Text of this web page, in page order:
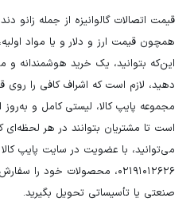
قیمت اتصالات گالوانیزه از جمله زانو
همچون قیمت ارز و دلار و یا مواد
این‌که بتوانید، یک خرید هوشمندانه و
دهید، لازم است که اشراف کافی را روی
مجموعه پایپ کالا، لیستی کامل و به‌روز
است تا مشتریان بتوانند در هر لحظه‌ای
می‌توانید، با عضویت در سایت پایپ
۰۲۱۹۱۰۱۲۶۲۶، محصولات خود
صنعتی یا تأسیساتی تحویل بگیرید.